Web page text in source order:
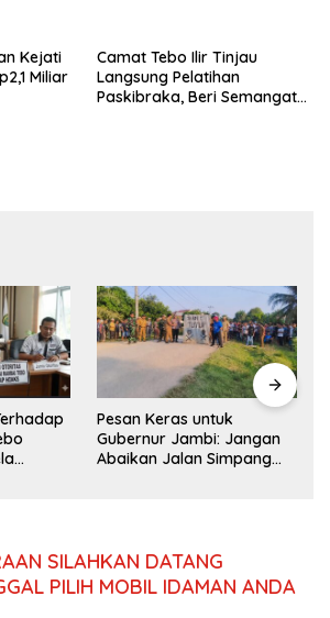
Kejati
Miliar
Camat Tebo Ilir Tinjau
Langsung Pelatihan
Paskibraka, Beri Semangat
untuk
Jangan
Simpang
Mazlan Bantah Isu
Pengalihan Anggaran
Jalan Simpang Betung–
SILAHKAN DATANG
PILIH MOBIL IDAMAN ANDA